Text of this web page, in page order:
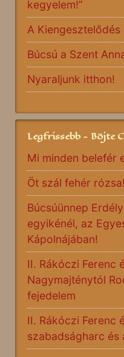
kegyelem!”
A
Búcsú a Szent
Nyaraljunk itthon!
Legfrissebb - Böjte
Mi minden belefér
Öt szál fehér rózsa!
Búcsúünnep
egyikénél, az
Kápolnájában!
II. Rákóczi Ferenc
Nagymajténytól
fejedelem
II. Rákóczi Ferenc
szabadságharc és